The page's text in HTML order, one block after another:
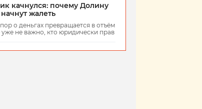
качнулся: почему Долину
жалеть
о деньгах превращается в отъём
не важно, кто юридически прав